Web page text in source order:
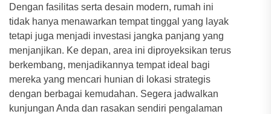
Dengan fasilitas serta desain modern, rumah ini
tidak hanya menawarkan tempat tinggal yang layak
tetapi juga menjadi investasi jangka panjang yang
menjanjikan. Ke depan, area ini diproyeksikan terus
berkembang, menjadikannya tempat ideal bagi
mereka yang mencari hunian di lokasi strategis
dengan berbagai kemudahan. Segera jadwalkan
kunjungan Anda dan rasakan sendiri pengalaman